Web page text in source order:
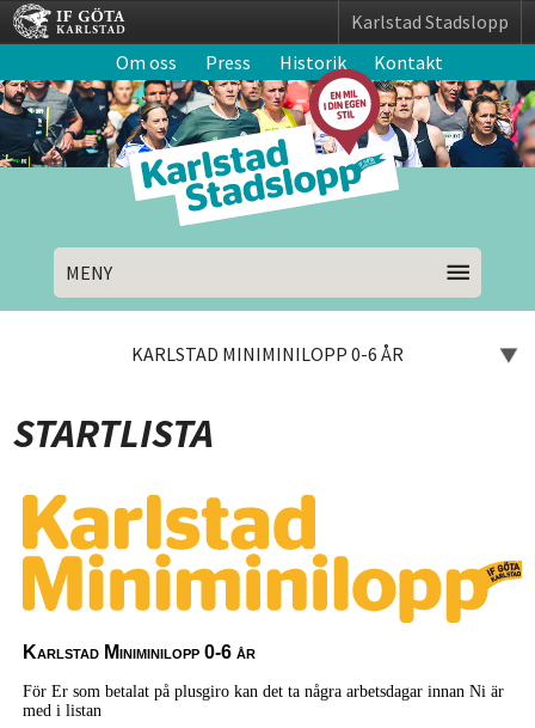
Karlstad Stadslopp
Om oss
Press Historik Kontakt
MENY
KARLSTAD MINIMINILOPP 0-6 ÅR
STARTLISTA